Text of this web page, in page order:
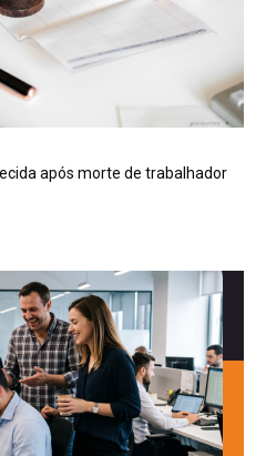
após morte de trabalhador